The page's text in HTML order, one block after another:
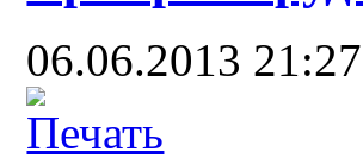
06.06.2013 21:27